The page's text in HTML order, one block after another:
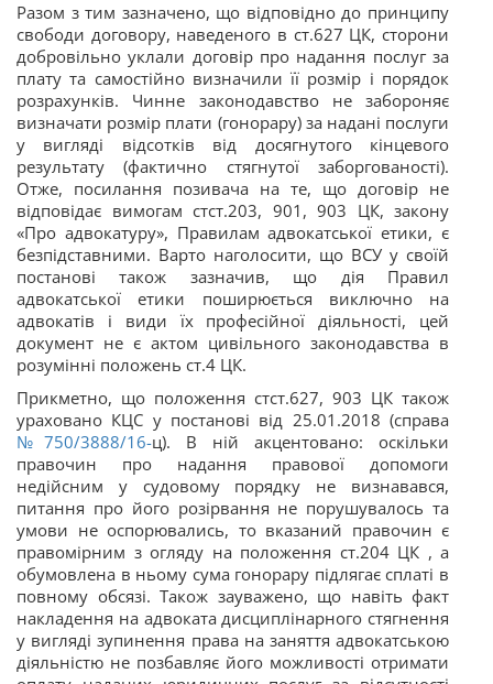
Разом з тим зазначено, що відповідно до принципу
свободи договору, наведеного в ст.627 ЦК, сторони
добровільно уклали договір про надання послуг за
плату та самостійно визначили її розмір і порядок
розрахунків. Чинне законодавство не забороняє
визначати розмір плати (гонорару) за надані послуги
у вигляді відсотків від досягнутого кінцевого
результату (фактично стягнутої заборгованості).
Отже, посилання позивача на те, що договір не
відповідає вимогам стст.203, 901, 903 ЦК, закону
«Про адвокатуру», Правилам адвокатської етики, є
безпідставними. Варто наголосити, що ВСУ у своїй
постанові також зазначив, що дія Правил
адвокатської етики поширюється виключно на
адвокатів і види їх професійної діяльності, цей
документ не є актом цивільного законодавства в
розумінні положень ст.4 ЦК.
Прикметно, що положення стст.627, 903 ЦК також
ураховано КЦС у постанові від 25.01.2018 (справа
№750/3888/16-ц). В ній акцентовано: оскільки
правочин про надання правової допомоги
недійсним у судовому порядку не визнавався,
питання про його розірвання не порушувалось та
умови не оспорювались, то вказаний правочин є
правомірним з огляду на положення ст.204 ЦК , а
обумовлена в ньому сума гонорару підлягає сплаті в
повному обсязі. Також зауважено, що навіть факт
накладення на адвоката дисциплінарного стягнення
у вигляді зупинення права на заняття адвокатською
діяльністю не позбавляє його можливості отримати